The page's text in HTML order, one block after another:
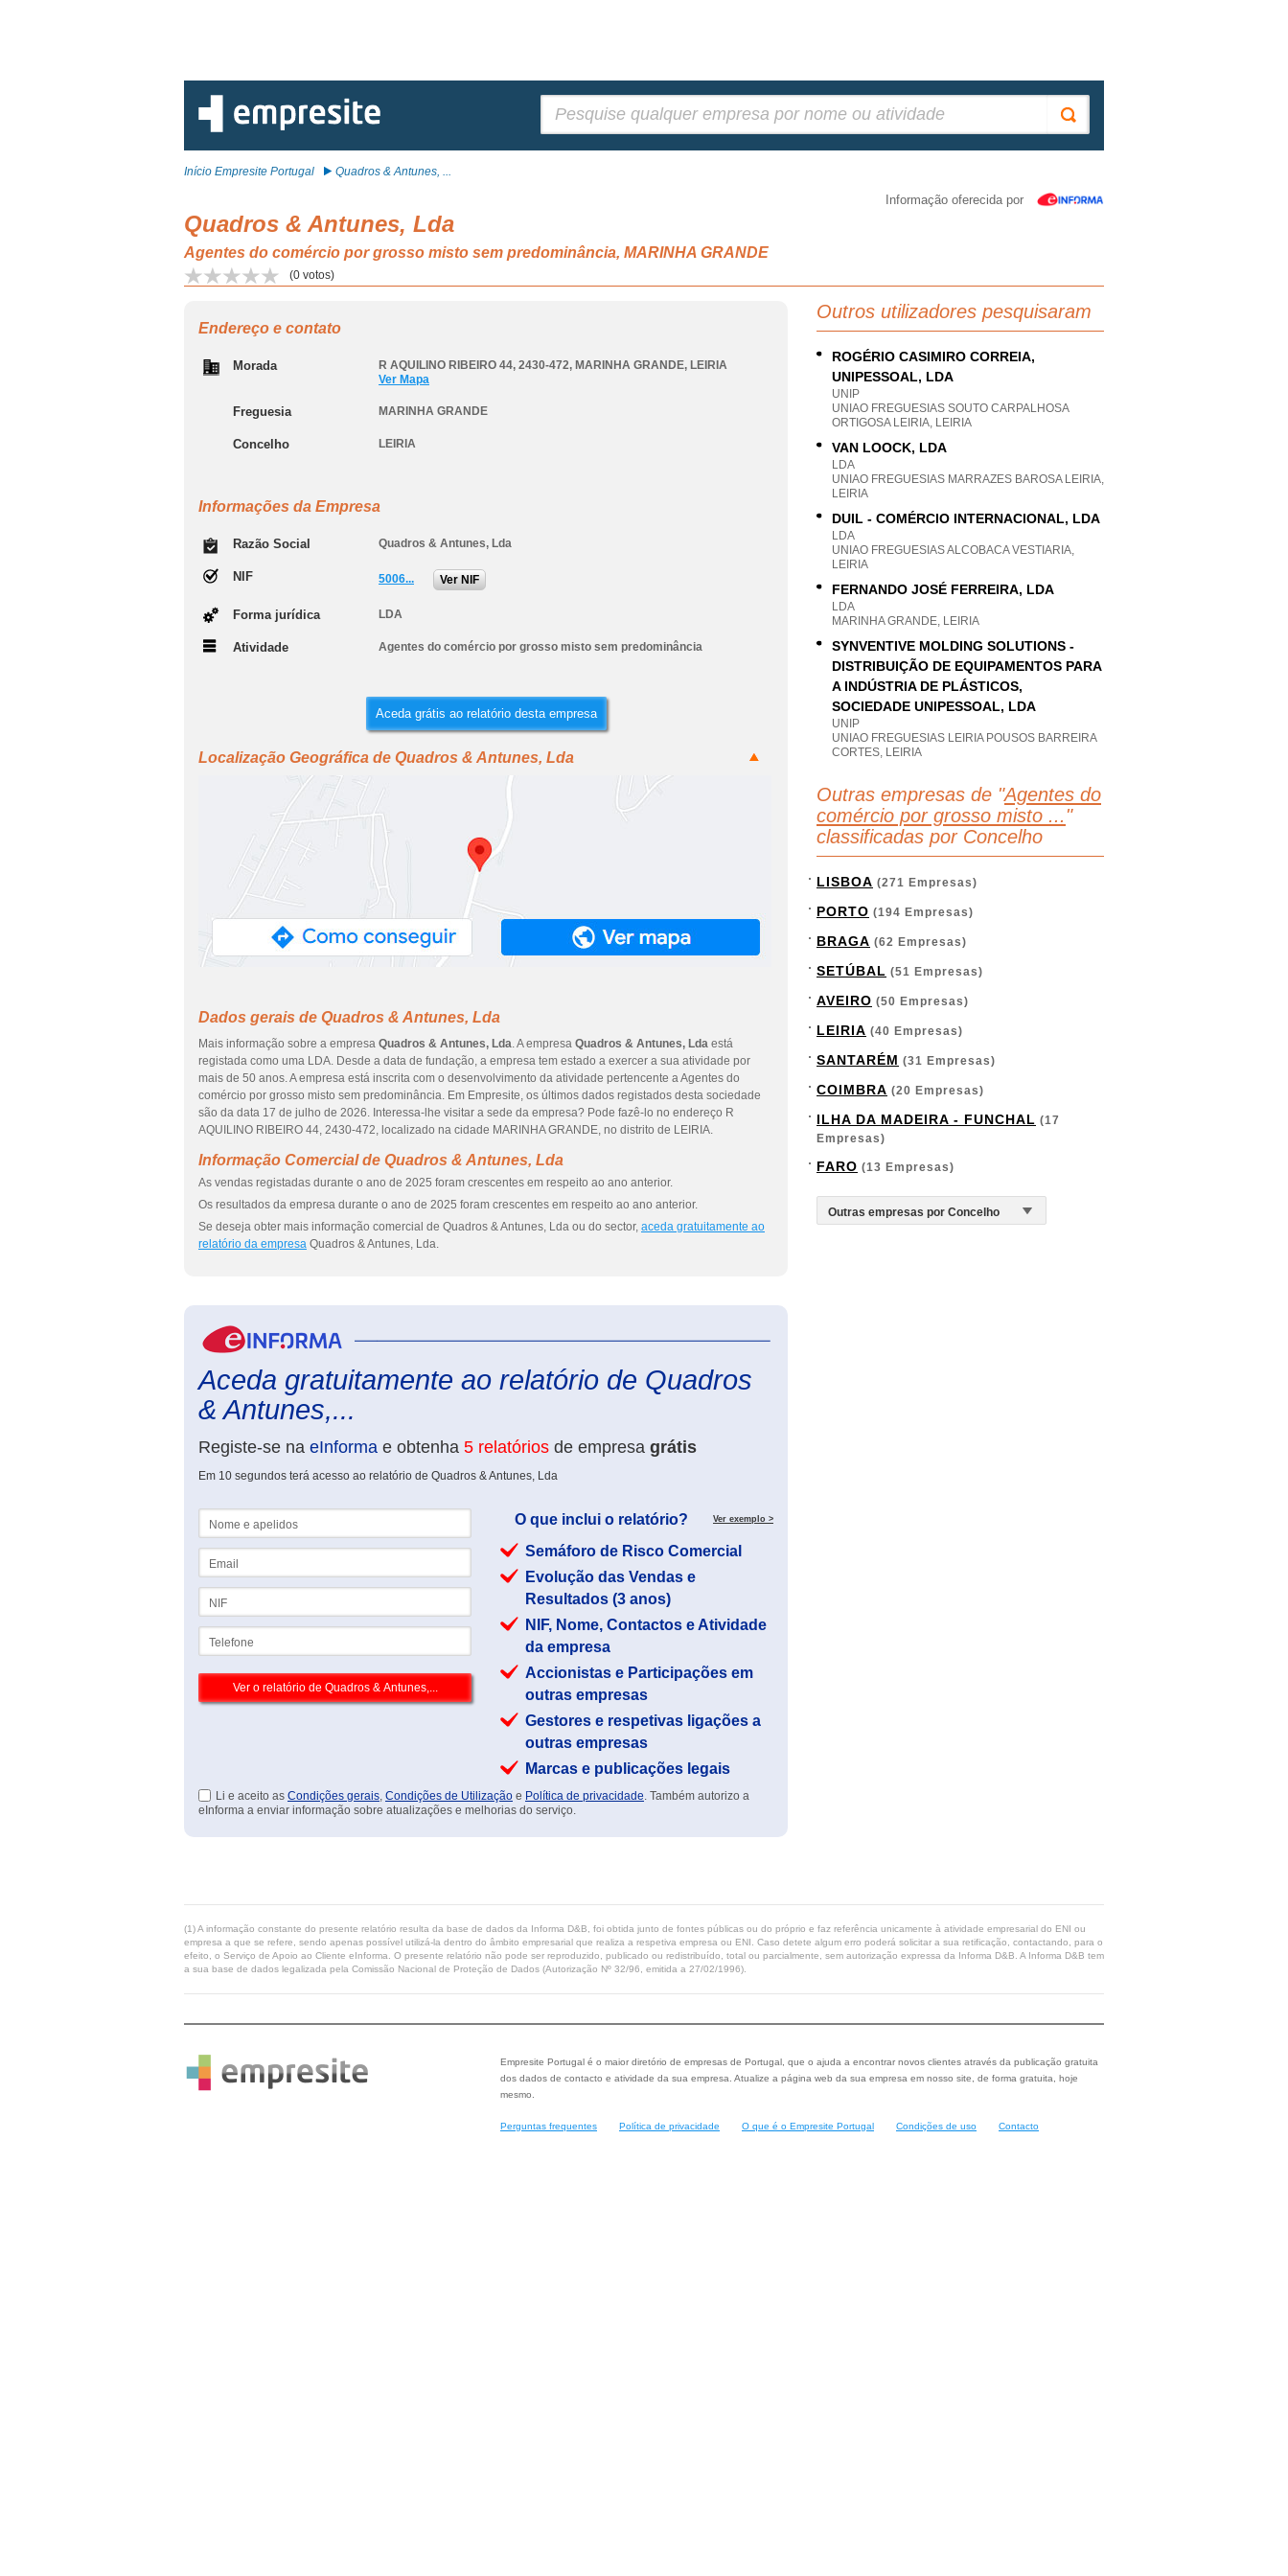
Início Empresite Portugal Quadros & Antunes, ...
Informação oferecida por
Quadros & Antunes, Lda
Agentes do comércio por grosso misto sem predominância, MARINHA GRANDE
(0 votos)
Endereço e contato
Morada R AQUILINO RIBEIRO 44, 2430-472, MARINHA GRANDE, LEIRIA
Ver Mapa
Freguesia MARINHA GRANDE
Concelho LEIRIA
Informações da Empresa
Razão Social Quadros & Antunes, Lda
NIF 5006... Ver NIF
Forma jurídica LDA
Atividade Agentes do comércio por grosso misto sem predominância
Aceda grátis ao relatório desta empresa
Localização Geográfica de Quadros & Antunes, Lda
Dados gerais de Quadros & Antunes, Lda
Mais informação sobre a empresa Quadros & Antunes, Lda. A empresa Quadros & Antunes, Lda está
registada como uma LDA. Desde a data de fundação, a empresa tem estado a exercer a sua atividade por
mais de 50 anos. A empresa está inscrita com o desenvolvimento da atividade pertencente a Agentes do
comércio por grosso misto sem predominância. Em Empresite, os últimos dados registados desta sociedade
são da data 17 de julho de 2026. Interessa-lhe visitar a sede da empresa? Pode fazê-lo no endereço R
AQUILINO RIBEIRO 44, 2430-472, localizado na cidade MARINHA GRANDE, no distrito de LEIRIA.
Informação Comercial de Quadros & Antunes, Lda
As vendas registadas durante o ano de 2025 foram crescentes em respeito ao ano anterior.
Os resultados da empresa durante o ano de 2025 foram crescentes em respeito ao ano anterior.
Se deseja obter mais informação comercial de Quadros & Antunes, Lda ou do sector, aceda gratuitamente ao
relatório da empresa Quadros & Antunes, Lda.
Aceda gratuitamente ao relatório de Quadros
& Antunes,...
Registe-se na eInforma e obtenha 5 relatórios de empresa grátis
Em 10 segundos terá acesso ao relatório de Quadros & Antunes, Lda
O que inclui o relatório? Ver exemplo >
Semáforo de Risco Comercial
Evolução das Vendas e
Resultados (3 anos)
NIF, Nome, Contactos e Atividade
da empresa
Accionistas e Participações em
outras empresas
Gestores e respetivas ligações a
outras empresas
Marcas e publicações legais
Li e aceito as Condições gerais, Condições de Utilização e Política de privacidade. Também autorizo a
eInforma a enviar informação sobre atualizações e melhorias do serviço.
Outros utilizadores pesquisaram
ROGÉRIO CASIMIRO CORREIA,
UNIPESSOAL, LDA
UNIP
UNIAO FREGUESIAS SOUTO CARPALHOSA
ORTIGOSA LEIRIA, LEIRIA
VAN LOOCK, LDA
LDA
UNIAO FREGUESIAS MARRAZES BAROSA LEIRIA,
LEIRIA
DUIL - COMÉRCIO INTERNACIONAL, LDA
LDA
UNIAO FREGUESIAS ALCOBACA VESTIARIA,
LEIRIA
FERNANDO JOSÉ FERREIRA, LDA
LDA
MARINHA GRANDE, LEIRIA
SYNVENTIVE MOLDING SOLUTIONS -
DISTRIBUIÇÃO DE EQUIPAMENTOS PARA
A INDÚSTRIA DE PLÁSTICOS,
SOCIEDADE UNIPESSOAL, LDA
UNIP
UNIAO FREGUESIAS LEIRIA POUSOS BARREIRA
CORTES, LEIRIA
Outras empresas de "Agentes do
comércio por grosso misto ... "
classificadas por Concelho
LISBOA (271 Empresas)
PORTO (194 Empresas)
BRAGA (62 Empresas)
SETÚBAL (51 Empresas)
AVEIRO (50 Empresas)
LEIRIA (40 Empresas)
SANTARÉM (31 Empresas)
COIMBRA (20 Empresas)
ILHA DA MADEIRA - FUNCHAL (17
Empresas)
FARO (13 Empresas)
(1) A informação constante do presente relatório resulta da base de dados da Informa D&B, foi obtida junto de fontes públicas ou do próprio e faz referência unicamente à atividade empresarial do ENI ou
empresa a que se refere, sendo apenas possível utilizá-la dentro do âmbito empresarial que realiza a respetiva empresa ou ENI. Caso detete algum erro poderá solicitar a sua retificação, contactando, para o
efeito, o Serviço de Apoio ao Cliente eInforma. O presente relatório não pode ser reproduzido, publicado ou redistribuído, total ou parcialmente, sem autorização expressa da Informa D&B. A Informa D&B tem
a sua base de dados legalizada pela Comissão Nacional de Proteção de Dados (Autorização Nº 32/96, emitida a 27/02/1996).
Empresite Portugal é o maior diretório de empresas de Portugal, que o ajuda a encontrar novos clientes através da publicação gratuita
dos dados de contacto e atividade da sua empresa. Atualize a página web da sua empresa em nosso site, de forma gratuita, hoje
mesmo.
Perguntas frequentes Política de privacidade O que é o Empresite Portugal Condições de uso Contacto